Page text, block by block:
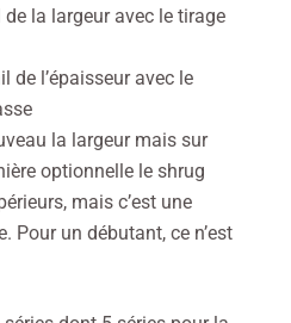
de la largeur avec le tirage
de l’épaisseur avec le
la largeur mais sur
optionnelle le shrug
mais c’est une
Pour un débutant, ce n’est